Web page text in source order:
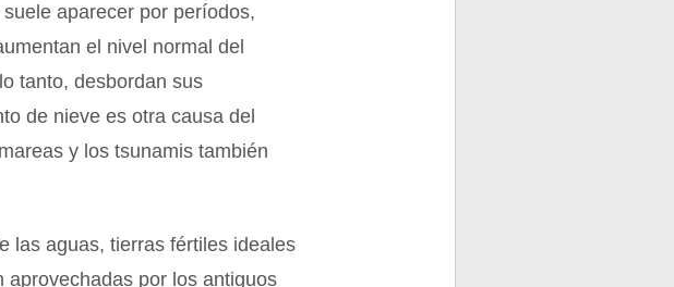
aparecer por períodos,
el nivel normal del
tanto, desbordan sus
de nieve es otra causa del
y los tsunamis también
las aguas, tierras fértiles ideales
por los antiguos